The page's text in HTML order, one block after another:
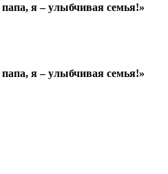
я – улыбчивая семья!»
я – улыбчивая семья!»